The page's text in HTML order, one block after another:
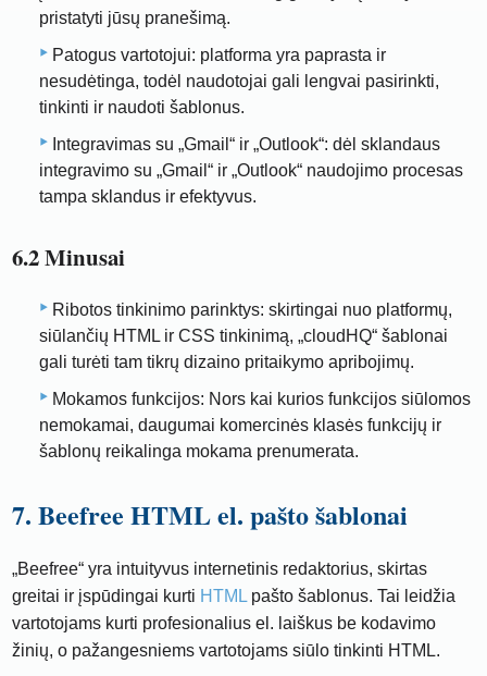
pristatyti jūsų pranešimą.
Patogus vartotojui: platforma yra paprasta ir
nesudėtinga, todėl naudotojai gali lengvai pasirinkti,
tinkinti ir naudoti šablonus.
Integravimas su „Gmail“ ir „Outlook“: dėl sklandaus
integravimo su „Gmail“ ir „Outlook“ naudojimo procesas
tampa sklandus ir efektyvus.
6.2 Minusai
Ribotos tinkinimo parinktys: skirtingai nuo platformų,
siūlančių HTML ir CSS tinkinimą, „cloudHQ“ šablonai
gali turėti tam tikrų dizaino pritaikymo apribojimų.
Mokamos funkcijos: Nors kai kurios funkcijos siūlomos
nemokamai, daugumai komercinės klasės funkcijų ir
šablonų reikalinga mokama prenumerata.
7. Beefree HTML el. pašto šablonai
„Beefree“ yra intuityvus internetinis redaktorius, skirtas
greitai ir įspūdingai kurti HTML pašto šablonus. Tai leidžia
vartotojams kurti profesionalius el. laiškus be kodavimo
žinių, o pažangesniems vartotojams siūlo tinkinti HTML.